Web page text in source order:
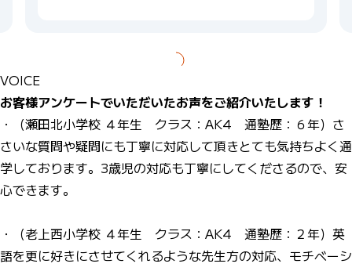
VOICE
お客様アンケートでいただいたお声をご紹介いたします！
・（瀬田北小学校 ４年生 クラス：AK4 通塾歴：６年）さ
さいな質問や疑問にも丁寧に対応して頂きとても気持ちよく通
学しております。3歳児の対応も丁寧にしてくださるので、安
心できます。
・（老上西小学校 ４年生 クラス：AK4 通塾歴：２年）英
語を更に好きにさせてくれるような先生方の対応、モチベーシ